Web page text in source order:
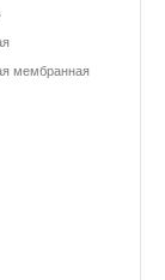
мембранная